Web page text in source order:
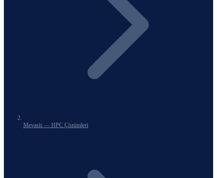
Mevasis — HPC Çözümleri